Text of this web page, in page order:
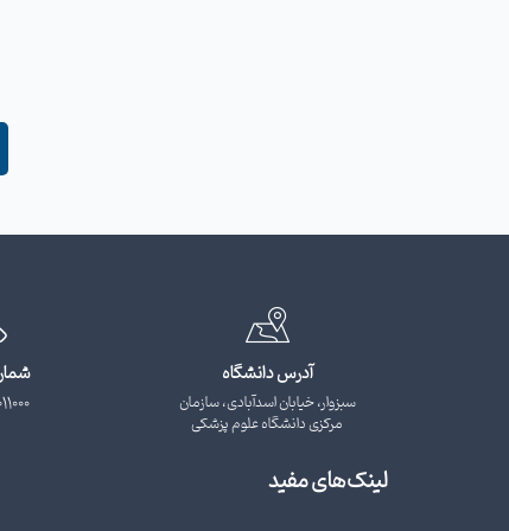
آدرس دانشگاه
سبزوار، خیابان اسدآبادی، سازمان
مرکزی دانشگاه علوم پزشکی
لینک‌های مفید